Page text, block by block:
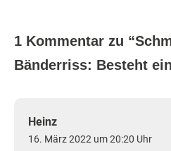
1 Kommentar zu “
Bänderriss: Besteht
Heinz
16. März 2022 um 20:20 Uhr